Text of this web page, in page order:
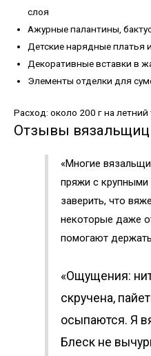
слоя
Ажурные палантины,
Детские нарядные платья
Декоративные вставки в
Элементы отделки для
Расход: около 200 г на
Отзывы вязальщиц
«Многие
пряжи с крупными
заверить, что
некоторые даже
помогают
«Ощущения:
скручена,
осыпаются. Я
Блеск не